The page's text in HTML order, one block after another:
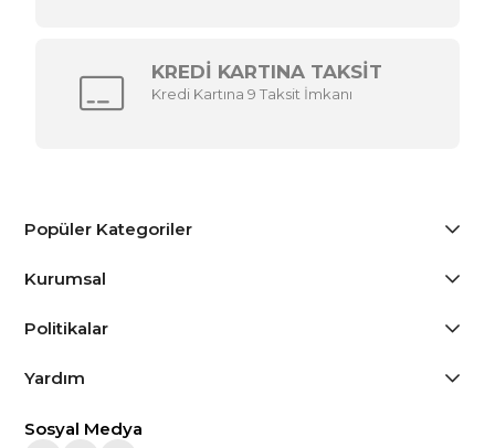
KREDİ KARTINA TAKSİT
Kredi Kartına 9 Taksit İmkanı
Popüler Kategoriler
Kurumsal
Politikalar
Yardım
Sosyal Medya